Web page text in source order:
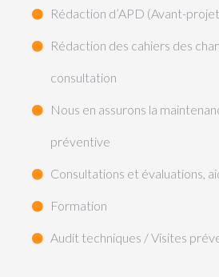
Rédaction d’APD (Avant-
Rédaction des cahiers des
consultation
Nous en assurons la
préventive
Consultations et évaluations,
Formation
Audit techniques / Visites